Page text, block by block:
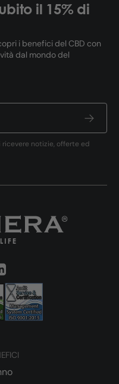
il 15% di
i benefici del CBD con
dal mondo del
notizie, offerte ed